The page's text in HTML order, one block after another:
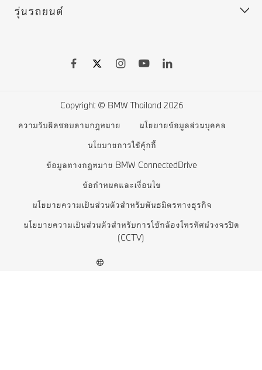
BMW Warranty
ประกอบรถ BMW
จองรถยนต์ออนไลน์
BMW Financial Services
สินค้า BMW Lifestyle
รุ่นรถยนต์
BMW 4 series
BMW 2 series
BMW Concept Cars
Copyright © BMW Thailand 2026
ความรับผิดชอบตามกฎหมาย
นโยบายข้อมูลส่วนบุคคล
นโยบายการใช้คุ้กกี้
ข้อมูลทางกฎหมาย BMW ConnectedDrive
ข้อกำหนดและเงื่อนไข
นโยบายความเป็นส่วนตัวสำหรับพันธมิตรทางธุรกิจ
นโยบายความเป็นส่วนตัวสำหรับการใช้กล้องโทรทัศน์วงจรปิด
(CCTV)